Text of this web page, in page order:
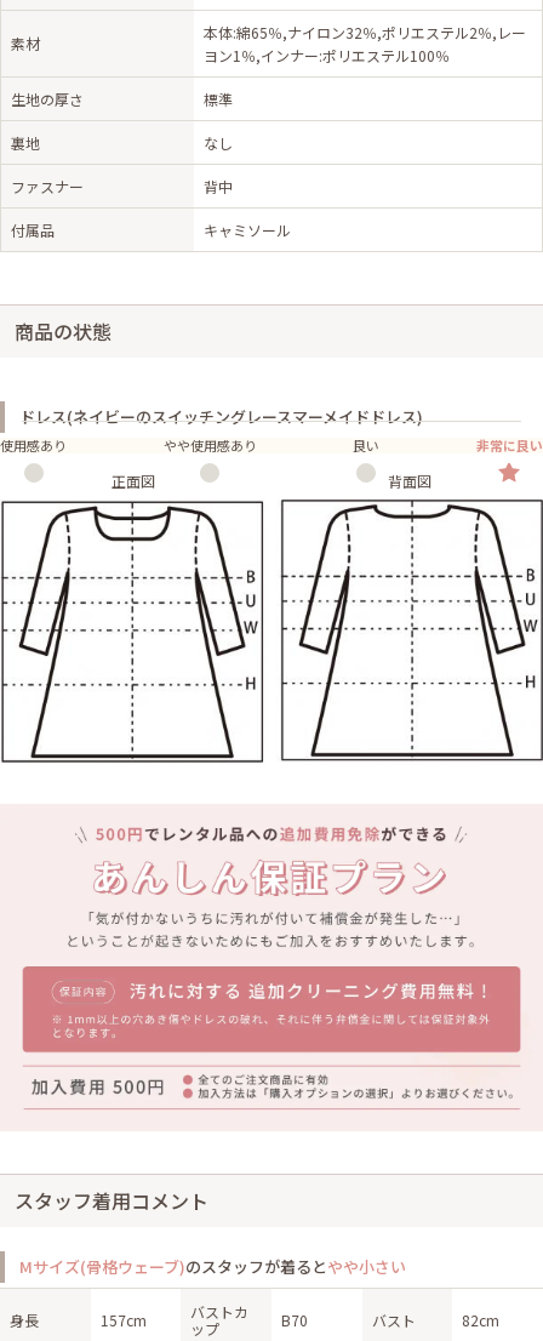
素材
本体:綿65％,ナイロン32％,ポリエステル2％,レー
ヨン1％,インナー:ポリエステル100％
生地の厚さ 標準
裏地 なし
ファスナー 背中
付属品 キャミソール
商品の状態
ドレス(ネイビーのスイッチングレースマーメイドドレス)
使用感あり やや使用感あり 良い 非常に良い
正面図 背面図
スタッフ着用コメント
Mサイズ(骨格ウェーブ)のスタッフが着るとやや小さい
身長 157cm
バストカ
ップ
B70 バスト 82cm